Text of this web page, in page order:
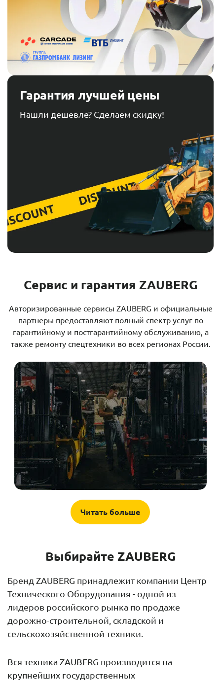
Гарантия лучшей цены
Нашли дешевле? Сделаем скидку!
Сервис и гарантия ZAUBERG
Авторизированные сервисы ZAUBERG и официальные
партнеры предоставляют полный спектр услуг по
гарантийному и постгарантийному обслуживанию, а
также ремонту спецтехники во всех регионах России.
Читать больше
Выбирайте ZAUBERG
Бренд ZAUBERG принадлежит компании Центр
Технического Оборудования - одной из
лидеров российского рынка по продаже
дорожно-строительной, складской и
сельскохозяйственной техники.
Вся техника ZAUBERG производится на
крупнейших государственных